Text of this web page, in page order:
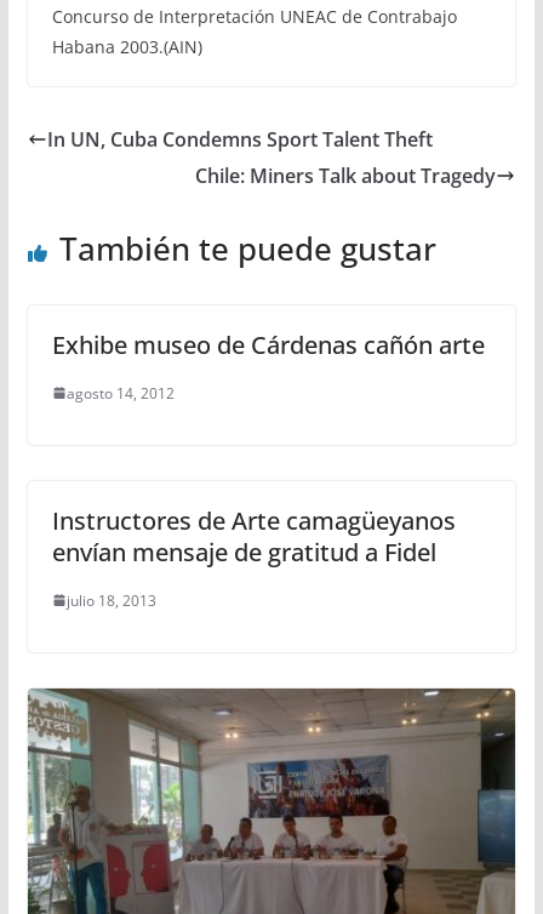
Concurso de Interpretación UNEAC de Contrabajo
Habana 2003.(AIN)
In UN, Cuba Condemns Sport Talent Theft
Chile: Miners Talk about Tragedy
También te puede gustar
Exhibe museo de Cárdenas cañón arte
agosto 14, 2012
Instructores de Arte camagüeyanos
envían mensaje de gratitud a Fidel
julio 18, 2013